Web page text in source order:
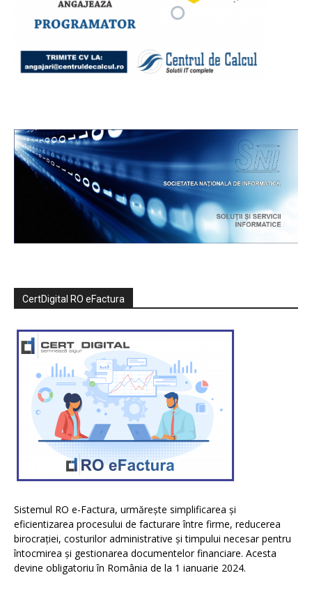
CertDigital RO eFactura
Sistemul RO e-Factura, urmărește simplificarea și
eficientizarea procesului de facturare între firme, reducerea
birocrației, costurilor administrative și timpului necesar pentru
întocmirea și gestionarea documentelor financiare. Acesta
devine obligatoriu în România de la 1 ianuarie 2024.